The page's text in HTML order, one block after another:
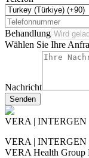
Behandlung
Wählen Sie Ihre
Nachricht
Senden
VERA | INTERGEN
VERA | INTERGEN
VERA Health Group